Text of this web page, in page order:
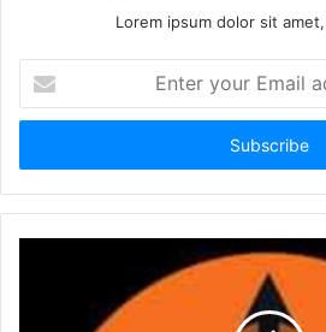
Lorem ipsum dolor sit
your
Email